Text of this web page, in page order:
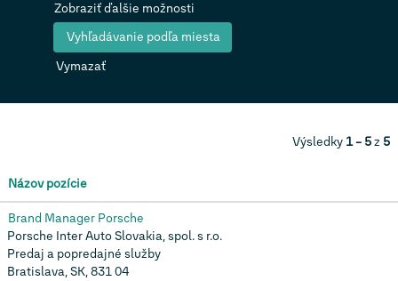
Zobraziť ďalšie možnosti
Vymazať
Výsledky 1 – 5z 5
Názov pozície
Brand Manager Porsche
Porsche Inter Auto Slovakia, spol. s r.o.
Predaj a popredajné služby
Bratislava, SK, 831 04